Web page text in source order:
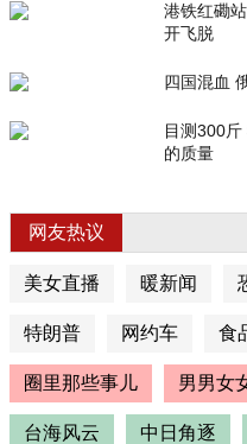
港铁红磡
开飞脱
四国混血
目测300
的质量
网友热议
美女直播 暖新闻
特朗普 网约车 食
圈里那些事儿 男男女
台海风云 中日角逐